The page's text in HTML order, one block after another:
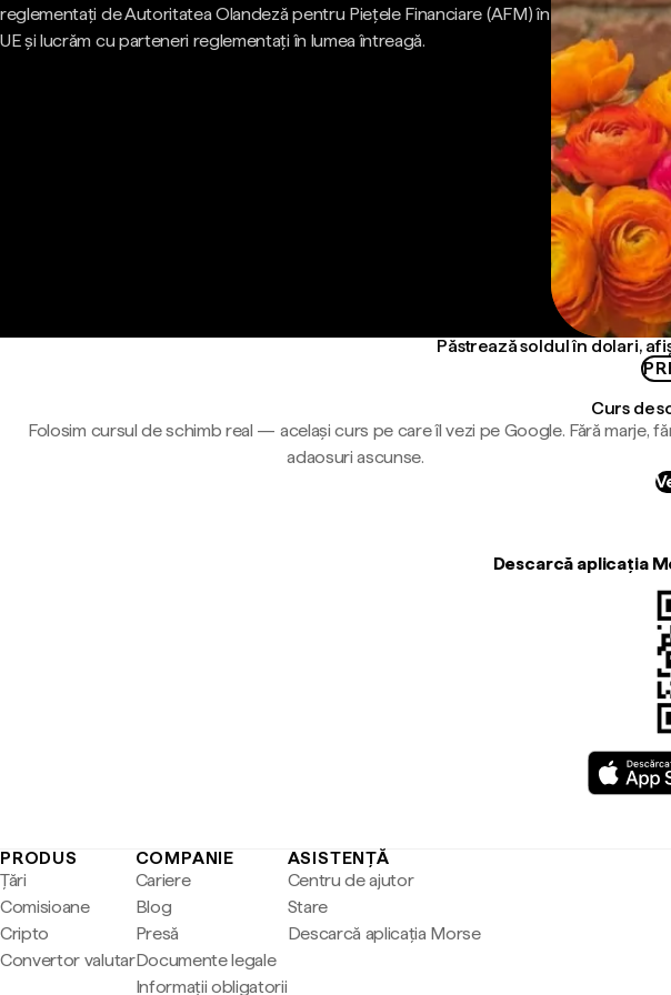
reglementați de Autoritatea Olandeză pentru Piețele Financiare (AFM) în
UE și lucrăm cu parteneri reglementați în lumea întreagă.
Păstrează soldul în dolari,
Curs de
Folosim cursul de schimb real — același curs pe care îl vezi pe Google. Fără marje,
adaosuri ascunse.
Descarcă aplicația
PRODUS
Țări
Comisioane
Cripto
Convertor valutar
COMPANIE
Cariere
Blog
Presă
Documente legale
Informații obligatorii
ASISTENȚĂ
Centru de ajutor
Stare
Descarcă aplicația Morse